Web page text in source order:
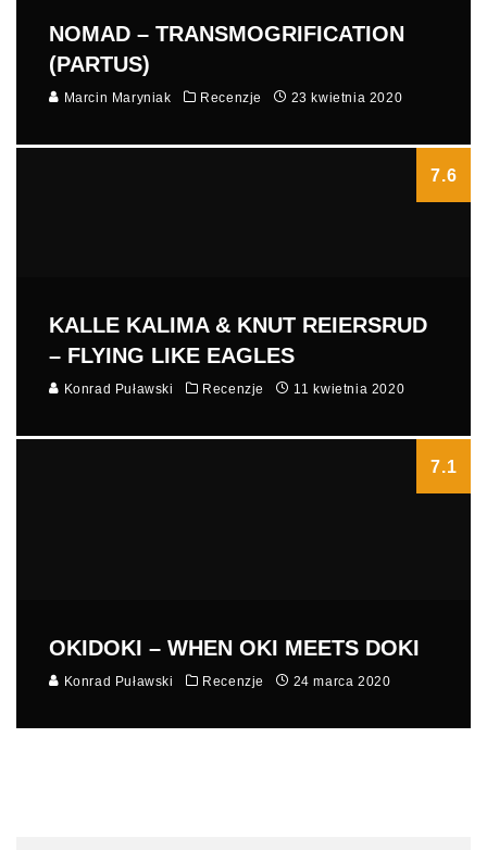
NOMAD – TRANSMOGRIFICATION
(PARTUS)
Marcin Maryniak Recenzje 23 kwietnia 2020
7.6
KALLE KALIMA & KNUT REIERSRUD
– FLYING LIKE EAGLES
Konrad Puławski Recenzje 11 kwietnia 2020
7.1
OKIDOKI – WHEN OKI MEETS DOKI
Konrad Puławski Recenzje 24 marca 2020